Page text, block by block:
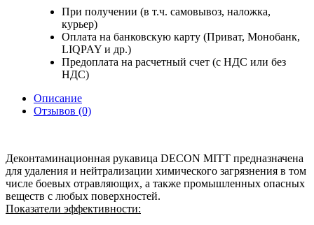
При получении (в т.ч. самовывоз, наложка,
курьер)
Оплата на банковскую карту (Приват, Монобанк,
LIQPAY и др.)
Предоплата на расчетный счет (с НДС или без
НДС)
Описание
Отзывов (0)
Деконтаминационная рукавица DECON MITT предназначена
для удаления и нейтрализации химического загрязнения в том
числе боевых отравляющих, а также промышленных опасных
веществ с любых поверхностей.
Показатели эффективности: